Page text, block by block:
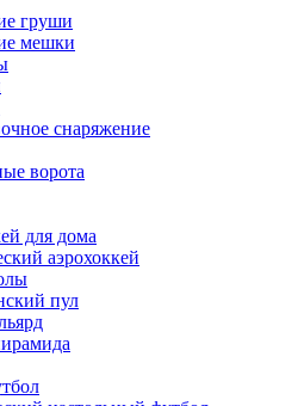
груши
мешки
снаряжение
ворота
для дома
аэрохоккей
пул